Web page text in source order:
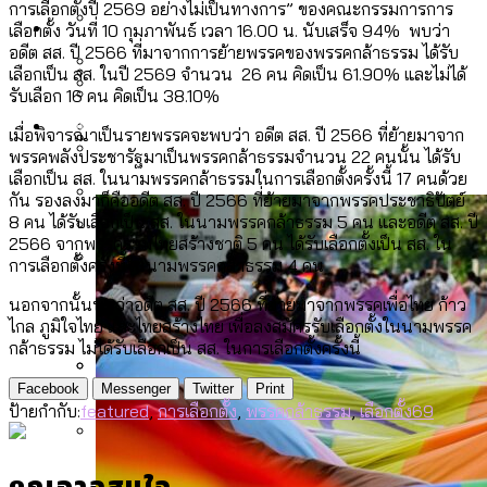
สังเกตการณ์การเลือกตั้งชวนคุยกันถึงบท
เรียนที่เราได้รับจากเลือกตั้ง กรุงเทพฯ –
พัทยา
กทม. มีอำนาจแค่ไหน ในการแก้ปัญหาให้คน
ที่อาศัยอยู่ในกรุงเทพฯ
ขยะของคน กทม. ที่ยังถูกนำไปทิ้งที่
ฉะเชิงเทรา นครปฐม และล่าสุดที่กาญจนบุรี
งบระบายน้ำ-ป้องกันน้ำท่วม 4 ปี (2566-
2569) ของ กทม. ในยุคชัชชาติ ลงเขตไหน
ทำอะไรบ้าง
ความเกลียดชังที่ขายได้ : สำรวจ Hate
Speech ที่ถูกผลิตซ้ำผ่านวิดีโอ AI ในช่วง
ความขัดแย้งไทย-กัมพูชา
กรุงเทพฯ เมืองคอนเสิร์ต : สำรวจ
คอนเสิร์ตและแฟนมีตติ้งในไทยจำนวน 526
งาน ตั้งแต่ปี 2023-2024
ปีนกำแพงส่องซีรีส์จีน: จีนส่งออกภาพ
ลักษณ์แบบไหนสู่สายตาโลก
ควันบุหรี่ที่เข้าปอด [ข้อมูลดิบ]
สำรวจเศรษฐกิจในกรุงเทพฯ ผ่าน
Bangkok Index 2025
สำรวจงบประมาณรายเขตในกรุงเทพฯ
ผ่าน Bangkok Index 2025
สำรวจรายได้จากการจัดเก็บภาษีใน
กรุงเทพฯ ผ่าน Bangkok Index 2025
สำรวจสังคมผู้สูงอายุไทย : 6 จังหวัดเป็น
สังคมสูงวัยระดับสุดยอด และ 64 จังหวัดที่
ตายมากกว่าเกิด
กรุงเทพฯ เมืองสังคมผู้สูงอายุ [ข้อมูลดิบ]
กรุงเทพฯ เมืองสังคมผู้สูงอายุ : 36 เขตมี
คนตายมากกว่าคนเกิด 18 เขตเป็นสังคมผู้
สูงอายุระดับสุดยอด
สังคมผู้สูงอายุไทย [ข้อมูลดิบ]
สำรวจเหตุไฟไหม้ในกรุงเทพฯ 2568
[ข้อมูลดิบ]
Project
Bangkok Index
Bangkok Index 2022
DEMO Thailand
About Us
การเลือกตั้งปี 2569 อย่างไม่เป็นทางการ” ของคณะกรรมการการ
เลือกตั้ง วันที่ 10 กุมภาพันธ์ เวลา 16.00 น. นับเสร็จ 94% พบว่า
อดีต สส. ปี 2566 ที่มาจากการย้ายพรรคของพรรคกล้าธรรม ได้รับ
เลือกเป็น สส. ในปี 2569 จำนวน 26 คน คิดเป็น 61.90% และไม่ได้
รับเลือก 16 คน คิดเป็น 38.10%
เมื่อพิจารณาเป็นรายพรรคจะพบว่า อดีต สส. ปี 2566 ที่ย้ายมาจาก
พรรคพลังประชารัฐมาเป็นพรรคกล้าธรรมจำนวน 22 คนนั้น ได้รับ
เลือกเป็น สส. ในนามพรรคกล้าธรรมในการเลือกตั้งครั้งนี้ 17 คนด้วย
กัน รองลงมาก็คืออดีต สส. ปี 2566 ที่ย้ายมาจากพรรคประชาธิปัตย์
8 คน ได้รับเลือกเป็น สส. ในนามพรรคกล้าธรรม 5 คน และอดีต สส. ปี
2566 จากพรรครวมไทยสร้างชาติ 5 คน ได้รับเลือกตั้งเป็น สส. ใน
การเลือกตั้งครั้งนี้ในนามพรรคกล้าธรรม 4 คน
นอกจากนั้นพบว่าอดีต สส. ปี 2566 ที่ย้ายมาจากพรรคเพื่อไทย ก้าว
ไกล ภูมิใจไทย และไทยสร้างไทย เพื่อลงสมัครรับเลือกตั้งในนามพรรค
กล้าธรรม ไม่ได้รับเลือกเป็น สส. ในการเลือกตั้งครั้งนี้
Facebook Messenger Twitter Print
ป้ายกำกับ:featured,การเลือกตั้ง พรรคกล้าธรรม,เลือกตั้ง69